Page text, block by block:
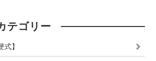
テゴリー
】